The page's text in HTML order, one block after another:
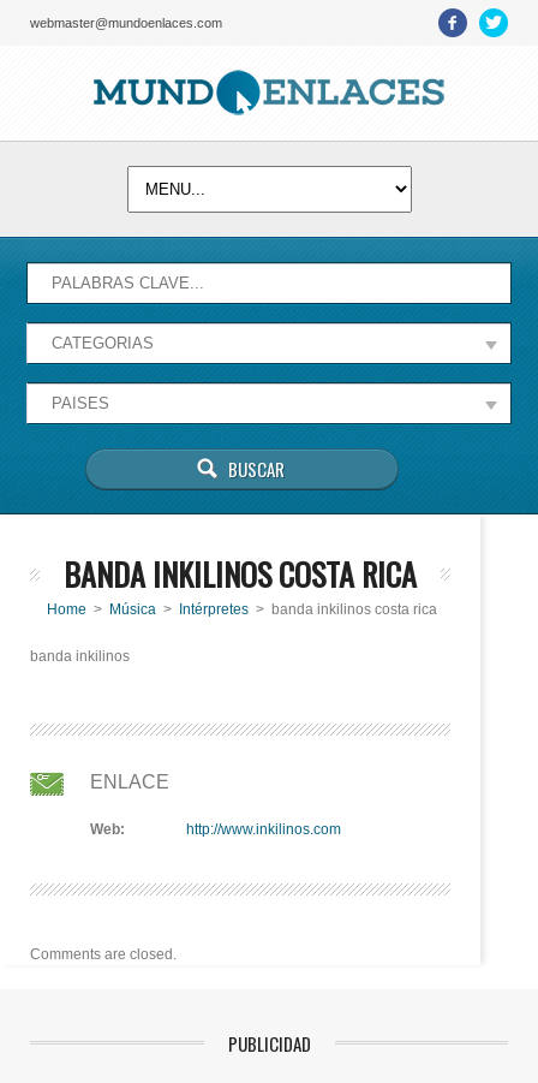
webmaster@mundoenlaces.com
BANDA INKILINOS COSTA RICA
Home > Música > Intérpretes > banda inkilinos costa rica
banda inkilinos
ENLACE
Web: http://www.inkilinos.com
Comments are closed.
PUBLICIDAD